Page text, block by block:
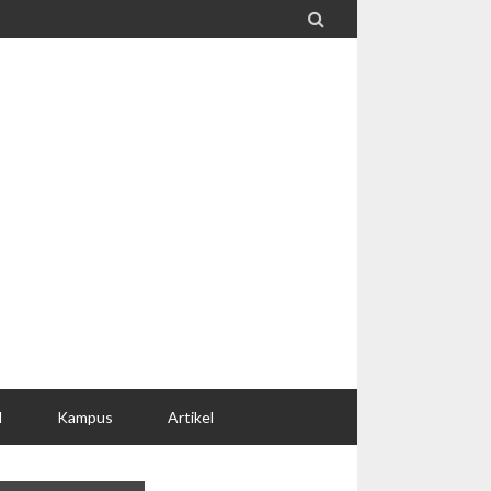

Kampus Artikel